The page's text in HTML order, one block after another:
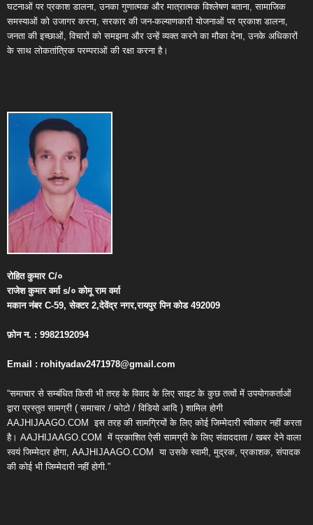
घटनाओं पर प्रकाश डालना, उनका गुणात्मक और मात्रात्मक विश्लेषण बताना, सामाजिक
समस्याओं को उजागर करना, सरकार की जन-कल्याणकारी योजनाओं पर प्रकाश डालना,
जनता की इच्छाओं, विचारों को समझना और उन्हें व्यक्त करने का मौका देना, उनके अधिकारों
के साथ लोकतांत्रिक परम्पराओं की रक्षा करना है।
रोहित कुमारC/०
राजेश कुमार वर्माs/० कोमू राम वर्मा
मकान नंबरC-59,सेक्टर2,देवेंद्र नगर,रायपुर पिन कोड492009
फ़ोन न. : 9982192094
Email : rohityadav2471978@gmail.com
“समाचार से सम्बंधित किसी भी तरह के विवाद के लिए साइट के कुछ तत्वों में उपयोगकर्ताओं
द्वारा प्रस्तुत सामग्री ( समाचार / फोटो / विडियो आदि ) शामिल होगी
AAJHIJAAGO.COM इस तरह की सामग्रियों के लिए कोई जिम्मेदारी स्वीकार नहीं करता
है। AAJHIJAAGO.COM में प्रकाशित ऐसी सामग्री के लिए संवाददाता / खबर देने वाला
स्वयं जिम्मेदार होगा, AAJHIJAAGO.COM या उसके स्वामी, मुद्रक, प्रकाशक, संपादक
की कोई भी जिम्मेदारी नहीं होगी.”